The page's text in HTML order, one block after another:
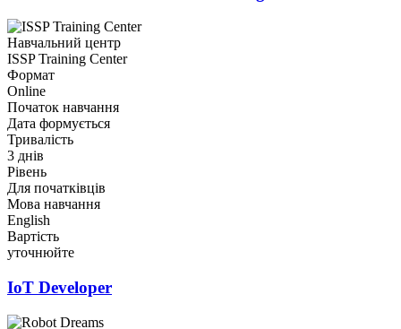
Навчальний центр
ISSP Training Center
Формат
Online
Початок навчання
Дата формується
Тривалість
3 днів
Рівень
Для початківців
Мова навчання
English
Вартість
уточнюйте
IoT Developer